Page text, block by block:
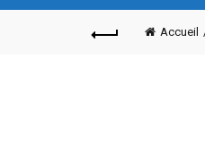
Accueil